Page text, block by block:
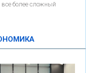
из главных трендов в
- «Интервью»
более сложный